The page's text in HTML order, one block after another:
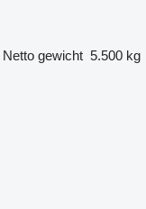
Netto gewicht 5.500 kg